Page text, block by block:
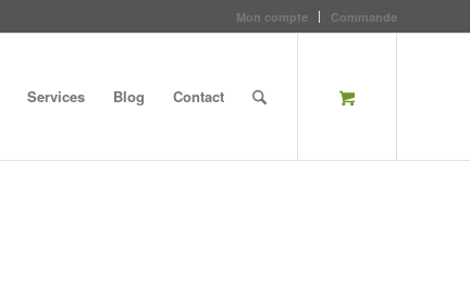
Mon compte Commande
Services Blog Contact